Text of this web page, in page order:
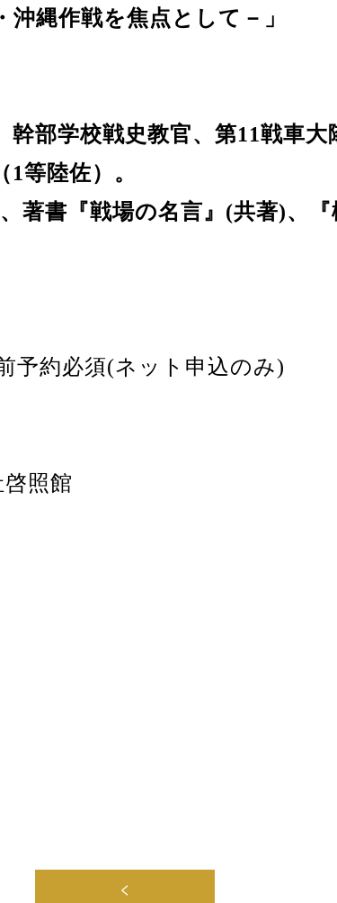
沖縄作戦を焦点として－」
部学校戦史教官、第11戦車大
等陸佐）。
著書『戦場の名言』(共著)、
予約必須(ネット申込のみ)
照館
<